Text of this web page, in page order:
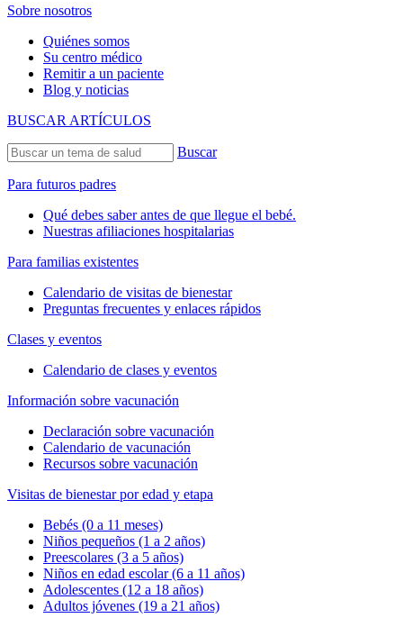
Sobre nosotros
Quiénes somos
Su centro médico
Remitir a un paciente
Blog y noticias
BUSCAR ARTÍCULOS
Buscar
Para futuros padres
Qué debes saber antes de que llegue el bebé.
Nuestras afiliaciones hospitalarias
Para familias existentes
Calendario de visitas de bienestar
Preguntas frecuentes y enlaces rápidos
Clases y eventos
Calendario de clases y eventos
Información sobre vacunación
Declaración sobre vacunación
Calendario de vacunación
Recursos sobre vacunación
Visitas de bienestar por edad y etapa
Bebés (0 a 11 meses)
Niños pequeños (1 a 2 años)
Preescolares (3 a 5 años)
Niños en edad escolar (6 a 11 años)
Adolescentes (12 a 18 años)
Adultos jóvenes (19 a 21 años)